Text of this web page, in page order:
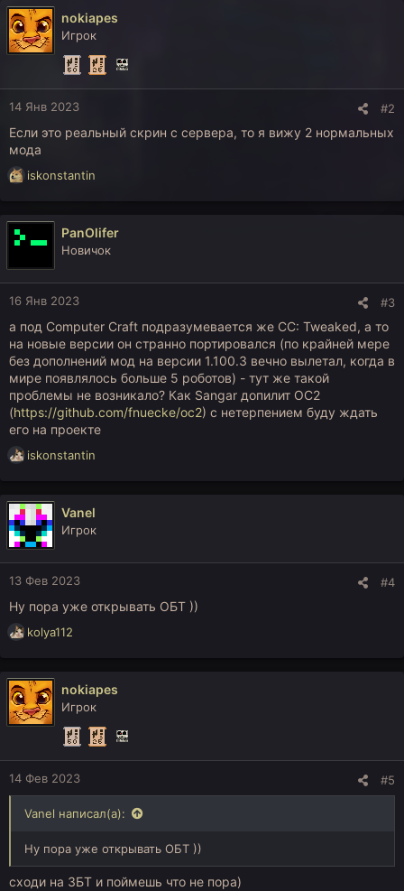
к
ц
и
и
nokiapes
Игрок
14 Янв 2023 #2
Если это реальный скрин с сервера, то я вижу 2 нормальных
мода
Р
к
ц
и
:
iskonstantin
PanOlifer
Новичок
16 Янв 2023 #3
а под Computer Craft подразумевается же CC: Tweaked, а то
на новые версии он странно портировался (по крайней мере
без дополнений мод на версии 1.100.3 вечно вылетал, когда в
мире появлялось больше 5 роботов) - тут же такой
проблемы не возникало? Как Sangar допилит OC2
(https://github.com/fnuecke/oc2) с нетерпением буду ждать
его на проекте
Р
к
и
:
iskonstantin
Vanel
Игрок
13 Фев 2023 #4
Ну пора уже открывать ОБТ ))
Р
к
ц
и
и
kolya112
nokiapes
Игрок
14 Фев 2023 #5
Vanel написал(а):
Ну пора уже открывать ОБТ ))
сходи на ЗБТ и поймешь что не пора)